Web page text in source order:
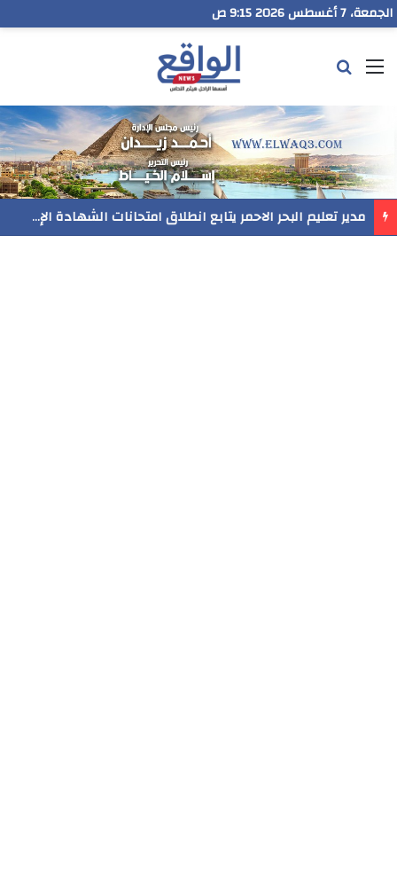
الجمعة، 7 أغسطس 2026 9:15 ص
القائمة
رسميا..فيلم المنير ينافس في مهرجان Follow Your Heart بنيويورك